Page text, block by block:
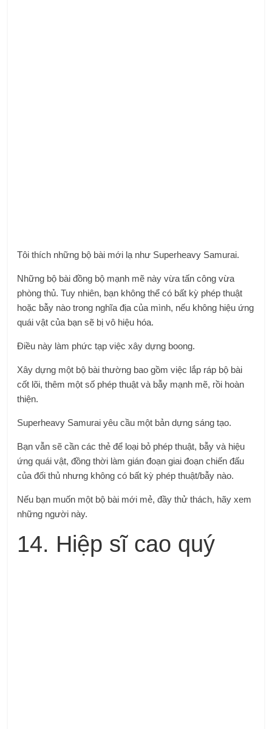
Tôi thích những bộ bài mới lạ như Superheavy Samurai.
Những bộ bài đồng bộ mạnh mẽ này vừa tấn công vừa
phòng thủ. Tuy nhiên, bạn không thể có bất kỳ phép thuật
hoặc bẫy nào trong nghĩa địa của mình, nếu không hiệu ứng
quái vật của bạn sẽ bị vô hiệu hóa.
Điều này làm phức tạp việc xây dựng boong.
Xây dựng một bộ bài thường bao gồm việc lắp ráp bộ bài
cốt lõi, thêm một số phép thuật và bẫy mạnh mẽ, rồi hoàn
thiện.
Superheavy Samurai yêu cầu một bản dựng sáng tạo.
Bạn vẫn sẽ cần các thẻ để loại bỏ phép thuật, bẫy và hiệu
ứng quái vật, đồng thời làm gián đoạn giai đoạn chiến đấu
của đối thủ nhưng không có bất kỳ phép thuật/bẫy nào.
Nếu bạn muốn một bộ bài mới mẻ, đầy thử thách, hãy xem
những người này.
14. Hiệp sĩ cao quý